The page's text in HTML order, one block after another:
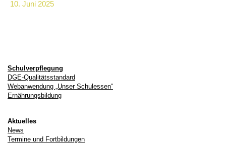
10. Juni 2025
Schulverpflegung
DGE-Qualitätsstandard
Webanwendung „Unser Schulessen“
Ernährungsbildung
Aktuelles
News
Termine und Fortbildungen